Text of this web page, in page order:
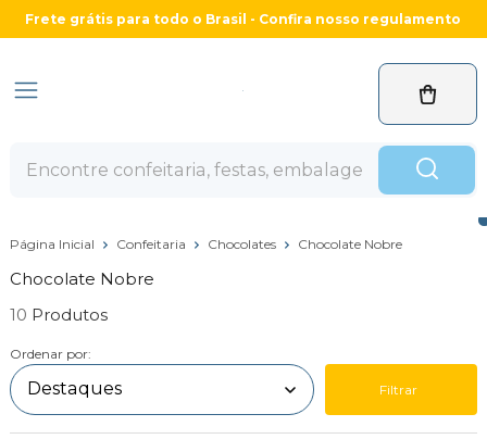
Frete grátis para todo o Brasil - Confira nosso regulamento
Página Inicial Confeitaria Chocolates Chocolate Nobre
Chocolate Nobre
10
Ordenar por:
Filtrar